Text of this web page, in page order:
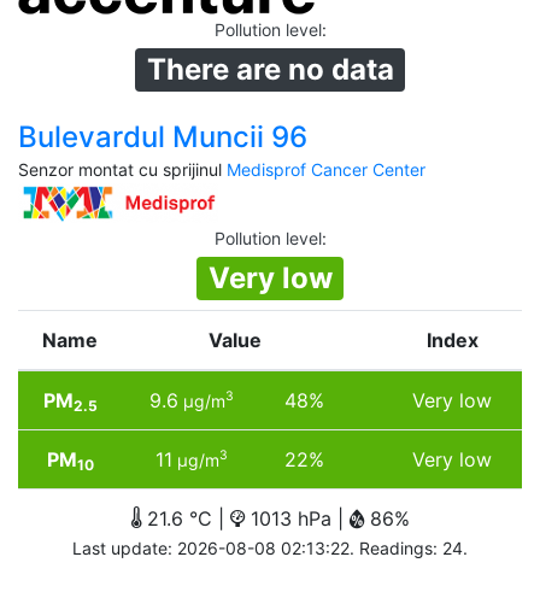
Pollution level:
There are no data
Bulevardul Muncii 96
Senzor montat cu sprijinul Medisprof Cancer Center
Pollution level:
Very low
Name Value Index
PM2.5 9.6 µg/m3 48% Very low
PM10 11 µg/m3 22% Very low
21.6 °C | 1013 hPa | 86%
Last update: 2026-08-08 02:13:22. Readings: 24.